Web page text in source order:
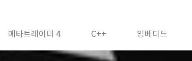
메타트레이더 4 C++ 임베디드